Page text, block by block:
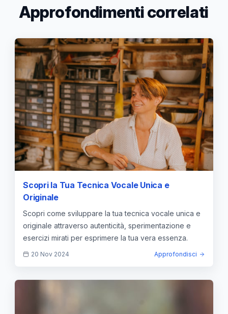
Approfondimenti correlati
Scopri la Tua Tecnica Vocale Unica e
Originale
Scopri come sviluppare la tua tecnica vocale unica e
originale attraverso autenticità, sperimentazione e
esercizi mirati per esprimere la tua vera essenza.
20 Nov 2024 Approfondisci